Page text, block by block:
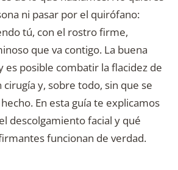
ni pasar por el quirófano:
tú, con el rostro firme,
que va contigo. La buena
es posible combatir la flacidez de
y, sobre todo, sin que se
En esta guía te explicamos
descolgamiento facial y qué
funcionan de verdad.